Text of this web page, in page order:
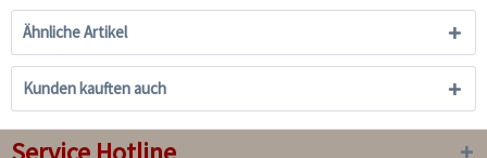
Ähnliche Artikel
Kunden kauften auch